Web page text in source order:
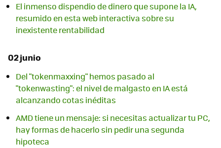
El inmenso dispendio de dinero que supone la IA,
resumido en esta web interactiva sobre su
inexistente rentabilidad
02 junio
Del "tokenmaxxing" hemos pasado al
"tokenwasting": el nivel de malgasto en IA está
alcanzando cotas inéditas
AMD tiene un mensaje: si necesitas actualizar tu PC,
hay formas de hacerlo sin pedir una segunda
hipoteca